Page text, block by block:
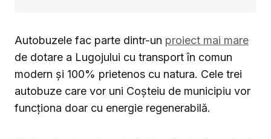
Autobuzele fac parte dintr-un proiect mai mare
de dotare a Lugojului cu transport în comun
modern și 100% prietenos cu natura. Cele trei
autobuze care vor uni Coșteiu de municipiu vor
funcționa doar cu energie regenerabilă.